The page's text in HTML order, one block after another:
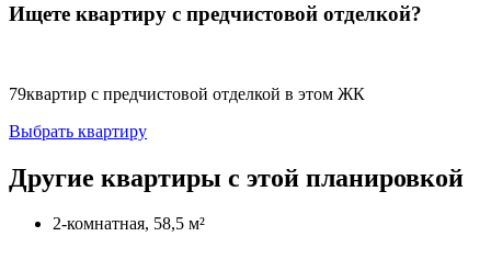
Ищете квартиру с предчистовой отделкой?
79квартир с предчистовой отделкой в этом ЖК
Выбрать квартиру
Другие квартиры с этой планировкой
2-комнатная, 58,5 м²